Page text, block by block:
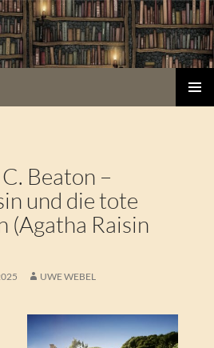
Beaton –
und die tote
Raisin
UWE WEBEL